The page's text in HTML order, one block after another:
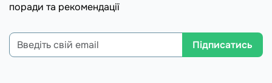
поради та рекомендації
Підписатись